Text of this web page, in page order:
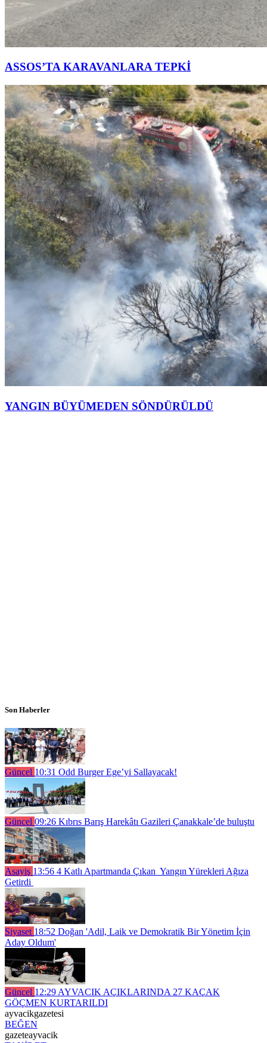
ASSOS’TA KARAVANLARA TEPKİ
YANGIN BÜYÜMEDEN SÖNDÜRÜLDÜ
Son Haberler
Güncel 10:31 Odd Burger Ege’yi Sallayacak!
Güncel 09:26 Kıbrıs Barış Harekâtı Gazileri Çanakkale’de buluştu
Asayiş 13:56 4 Katlı Apartmanda Çıkan Yangın Yürekleri Ağıza
Getirdi
Siyaset 18:52 Doğan 'Adil, Laik ve Demokratik Bir Yönetim İçin
Aday Oldum'
Güncel 12:29 AYVACIK AÇIKLARINDA 27 KAÇAK
GÖÇMEN KURTARILDI
ayvacikgazetesi
BEĞEN
gazeteayvacik